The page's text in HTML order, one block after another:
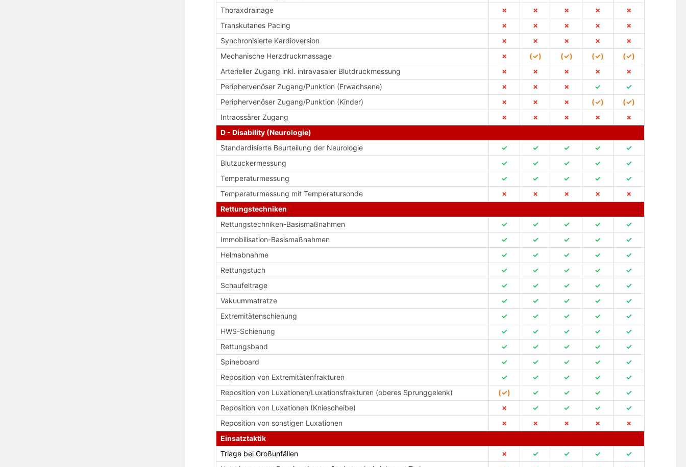
Thoraxdrainage
✗ ✗ ✗ ✗
✗
Transkutanes Pacing
✗ ✗ ✗ ✗
✗
Synchronisierte Kardioversion
✗ ✗ ✗ ✗
✗
Mechanische Herzdruckmassage
✗ (✓) (✓) (✓)
(✓)
Arterieller Zugang inkl. intravasaler Blutdruckmessung
✗ ✗ ✗ ✗
✗
Periphervenöser Zugang/Punktion (Erwachsene)
✗ ✗ ✗ ✓
✓
Periphervenöser Zugang/Punktion (Kinder)
✗ ✗ ✗ (✓)
(✓)
Intraossärer Zugang
✗ ✗ ✗ ✗
✗
D - Disability (Neurologie)
Standardisierte Beurteilung der Neurologie
✓ ✓ ✓ ✓
✓
Blutzuckermessung
✓ ✓ ✓ ✓
✓
Temperaturmessung
✓ ✓ ✓ ✓
✓
Temperaturmessung mit Temperatursonde
✗ ✗ ✗ ✗
✗
Rettungstechniken
Rettungstechniken-Basismaßnahmen
✓ ✓ ✓ ✓
✓
Immobilisation-Basismaßnahmen
✓ ✓ ✓ ✓
✓
Helmabnahme
✓ ✓ ✓ ✓
✓
Rettungstuch
✓ ✓ ✓ ✓
✓
Schaufeltrage
✓ ✓ ✓ ✓
✓
Vakuummatratze
✓ ✓ ✓ ✓
✓
Extremitätenschienung
✓ ✓ ✓ ✓
✓
HWS-Schienung
✓ ✓ ✓ ✓
✓
Rettungsband
✓ ✓ ✓ ✓
✓
Spineboard
✓ ✓ ✓ ✓
✓
Reposition von Extremitätenfrakturen
✓ ✓ ✓ ✓
✓
Reposition von Luxationen/Luxationsfrakturen (oberes Sprunggelenk)
(✓) ✓ ✓ ✓
✓
Reposition von Luxationen (Kniescheibe)
✗ ✓ ✓ ✓
✓
Reposition von sonstigen Luxationen
✗ ✗ ✗ ✗
✗
Einsatztaktik
Triage bei Großunfällen
✗ ✓ ✓ ✓
✓